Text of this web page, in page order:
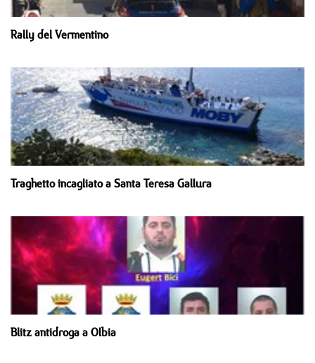
Rally del Vermentino
Traghetto incagliato a Santa Teresa Gallura
Blitz antidroga a Olbia